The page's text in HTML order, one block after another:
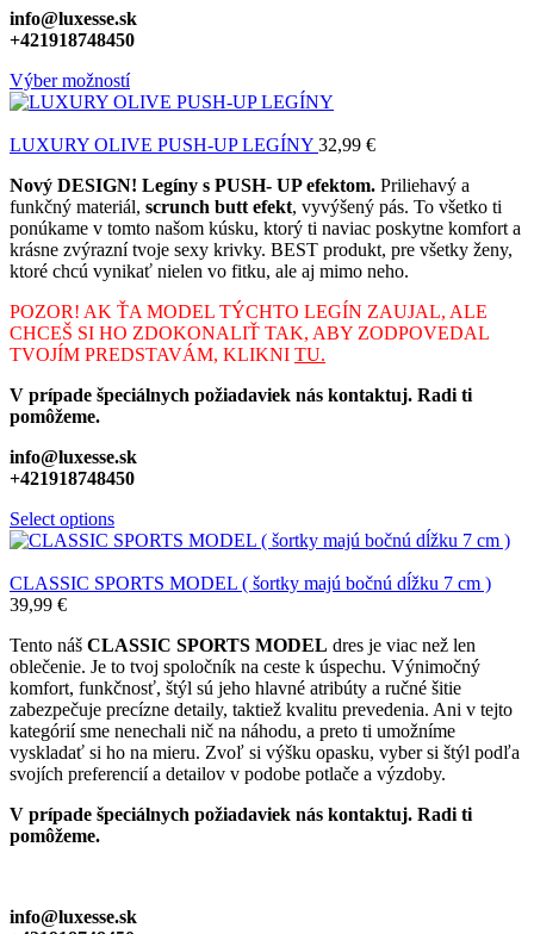
info@luxesse.sk
+421918748450
Výber možností
LUXURY OLIVE PUSH-UP LEGÍNY 32,99 €
Nový DESIGN! Legíny s PUSH- UP efektom. Priliehavý a
funkčný materiál, scrunch butt efekt, vyvýšený pás. To všetko ti
ponúkame v tomto našom kúsku, ktorý ti naviac poskytne komfort a
krásne zvýrazní tvoje sexy krivky. BEST produkt, pre všetky ženy,
ktoré chcú vynikať nielen vo fitku, ale aj mimo neho.
POZOR! AK ŤA MODEL TÝCHTO LEGÍN ZAUJAL, ALE
CHCEŠ SI HO ZDOKONALIŤ TAK, ABY ZODPOVEDAL
TVOJÍM PREDSTAVÁM, KLIKNI TU.
V prípade špeciálnych požiadaviek nás kontaktuj. Radi ti
pomôžeme.
info@luxesse.sk
+421918748450
Select options
CLASSIC SPORTS MODEL ( šortky majú bočnú dĺžku 7 cm )
39,99 €
Tento náš CLASSIC SPORTS MODEL dres je viac než len
oblečenie. Je to tvoj spoločník na ceste k úspechu. Výnimočný
komfort, funkčnosť, štýl sú jeho hlavné atribúty a ručné šitie
zabezpečuje precízne detaily, taktiež kvalitu prevedenia. Ani v tejto
kategórií sme nenechali nič na náhodu, a preto ti umožníme
vyskladať si ho na mieru. Zvoľ si výšku opasku, vyber si štýl podľa
svojích preferencií a detailov v podobe potlače a výzdoby.
V prípade špeciálnych požiadaviek nás kontaktuj. Radi ti
pomôžeme.
info@luxesse.sk